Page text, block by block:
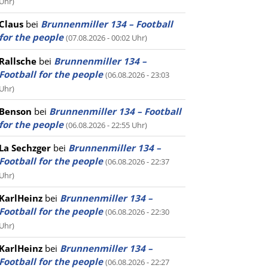
bei Brunnenmiller 134 – Football
the people (07.08.2026 - 00:02 Uhr)
bei Brunnenmiller 134 –
for the people (06.08.2026 - 23:03
bei Brunnenmiller 134 – Football
the people (06.08.2026 - 22:55 Uhr)
Sechzger bei Brunnenmiller 134 –
for the people (06.08.2026 - 22:37
bei Brunnenmiller 134 –
for the people (06.08.2026 - 22:30
bei Brunnenmiller 134 –
for the people (06.08.2026 - 22:27